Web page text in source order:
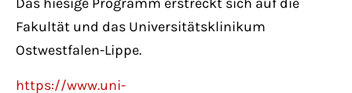
Fakultät und das Universitätsklinikum
Ostwestfalen-Lippe.
https://www.uni-